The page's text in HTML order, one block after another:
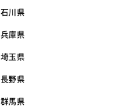
石川県
兵庫県
埼玉県
長野県
群馬県